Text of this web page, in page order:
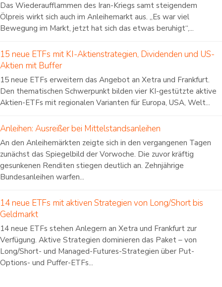
Das Wiederaufflammen des Iran-Kriegs samt steigendem
Ölpreis wirkt sich auch im Anleihemarkt aus. „Es war viel
Bewegung im Markt, jetzt hat sich das etwas beruhigt“,...
15 neue ETFs mit KI-Aktienstrategien, Dividenden und US-
Aktien mit Buffer
15 neue ETFs erweitern das Angebot an Xetra und Frankfurt.
Den thematischen Schwerpunkt bilden vier KI-gestützte aktive
Aktien-ETFs mit regionalen Varianten für Europa, USA, Welt...
Anleihen: Ausreißer bei Mittelstandsanleihen
An den Anleihemärkten zeigte sich in den vergangenen Tagen
zunächst das Spiegelbild der Vorwoche. Die zuvor kräftig
gesunkenen Renditen stiegen deutlich an. Zehnjährige
Bundesanleihen warfen...
14 neue ETFs mit aktiven Strategien von Long/Short bis
Geldmarkt
14 neue ETFs stehen Anlegern an Xetra und Frankfurt zur
Verfügung. Aktive Strategien dominieren das Paket – von
Long/Short- und Managed-Futures-Strategien über Put-
Options- und Puffer-ETFs...